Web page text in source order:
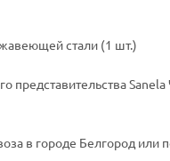
стали (1 шт.)
представительства
в городе Белгород или